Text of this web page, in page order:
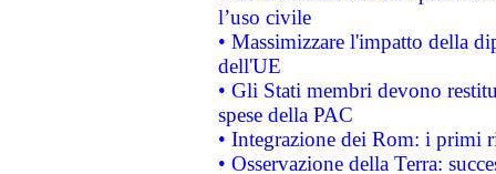
l’uso civile
• Massimizzare l'impatto della
dell'UE
• Gli Stati membri devono
spese della PAC
• Integrazione dei Rom: i primi
• Osservazione della Terra: